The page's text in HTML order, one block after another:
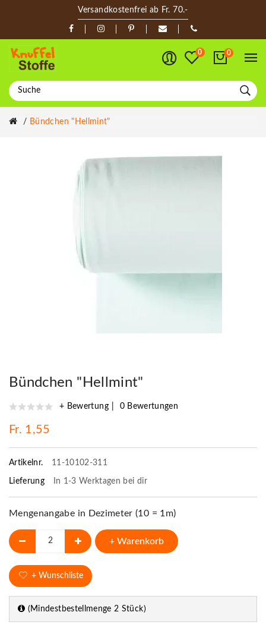
Versandkostenfrei ab Fr. 70.-
0 0
Bündchen "Hellmint"
Bündchen "Hellmint"
+ Bewertung 0 Bewertungen
Fr. 1,55
Artikelnr. 11-10102-311
Lieferung In 1-3 Werktagen bei dir
Mengenangabe in Dezimeter (10 = 1m)
+ Warenkorb
+ Wunschliste
(Mindestbestellmenge 2 Stück)